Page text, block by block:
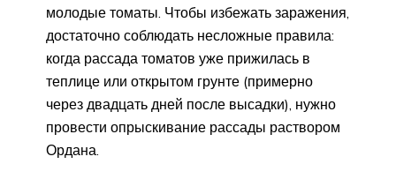
молодые томаты. Чтобы избежать заражения,
достаточно соблюдать несложные правила:
когда рассада томатов уже прижилась в
теплице или открытом грунте (примерно
через двадцать дней после высадки), нужно
провести опрыскивание рассады раствором
Ордана.